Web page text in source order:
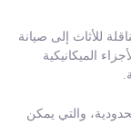
للأثاث إلى صيانة
الميكانيكية
والتي يمكن